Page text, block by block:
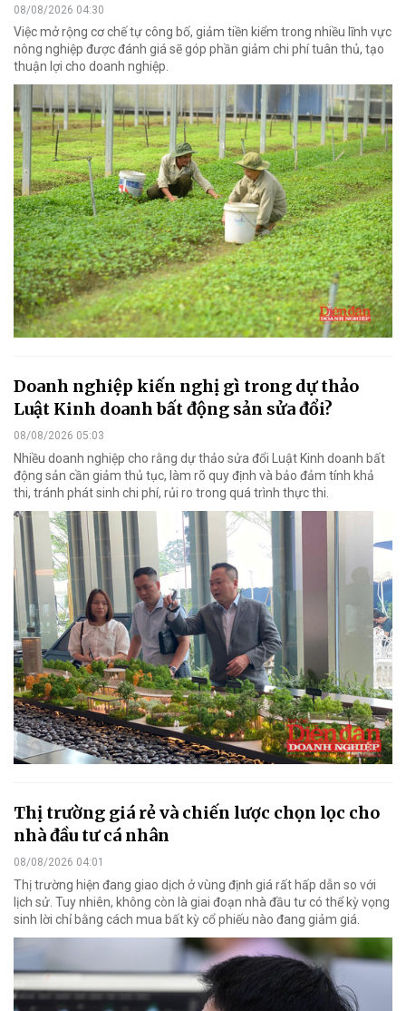
08/08/2026 04:30
Việc mở rộng cơ chế tự công bố, giảm tiền kiểm trong nhiều lĩnh vực
nông nghiệp được đánh giá sẽ góp phần giảm chi phí tuân thủ, tạo
thuận lợi cho doanh nghiệp.
Doanh nghiệp kiến nghị gì trong dự thảo
Luật Kinh doanh bất động sản sửa đổi?
08/08/2026 05:03
Nhiều doanh nghiệp cho rằng dự thảo sửa đổi Luật Kinh doanh bất
động sản cần giảm thủ tục, làm rõ quy định và bảo đảm tính khả
thi, tránh phát sinh chi phí, rủi ro trong quá trình thực thi.
Thị trường giá rẻ và chiến lược chọn lọc cho
nhà đầu tư cá nhân
08/08/2026 04:01
Thị trường hiện đang giao dịch ở vùng định giá rất hấp dẫn so với
lịch sử. Tuy nhiên, không còn là giai đoạn nhà đầu tư có thể kỳ vọng
sinh lời chỉ bằng cách mua bất kỳ cổ phiếu nào đang giảm giá.